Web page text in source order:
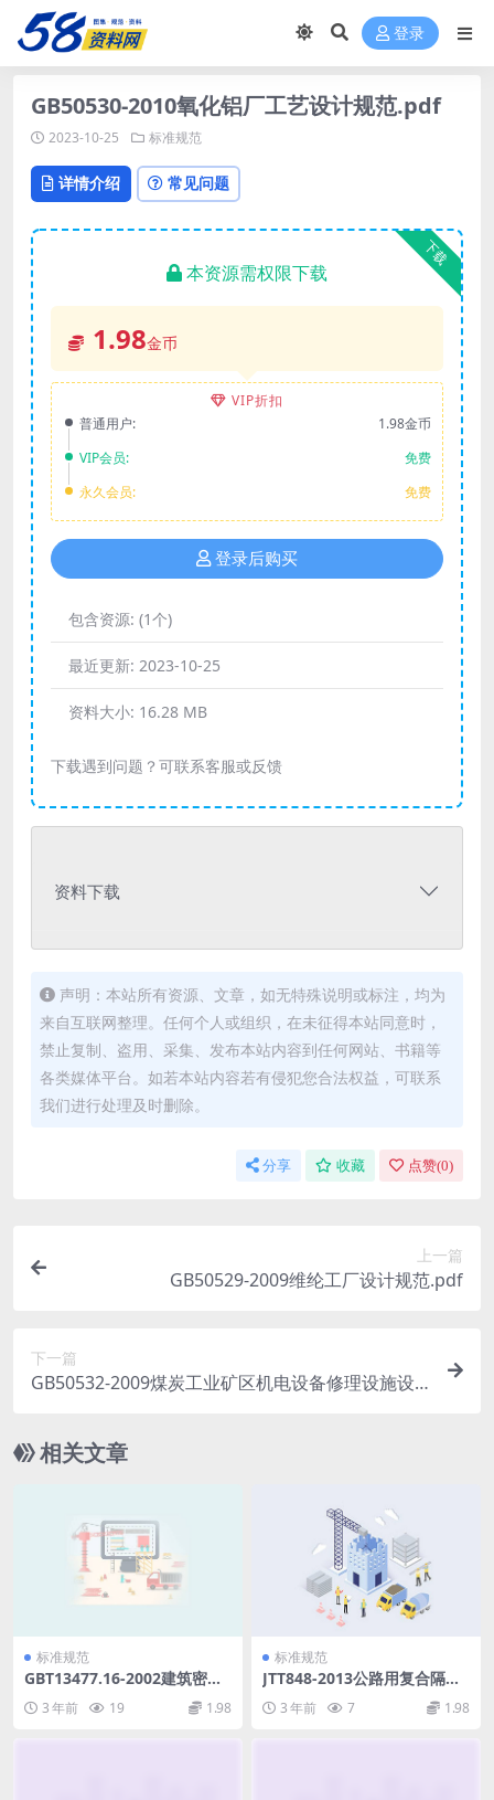
登录
GB50530-2010氧化铝厂工艺设计规范.pdf
2023-10-25 标准规范
详情介绍 常见问题
下载
本资源需权限下载
1.98金币
VIP折扣
普通用户:
1.98金币
VIP会员:
免费
永久会员:
免费
登录后购买
包含资源: (1个)
最近更新: 2023-10-25
资料大小: 16.28 MB
下载遇到问题？可联系客服或反馈
资料下载
声明：本站所有资源、文章，如无特殊说明或标注，均为
来自互联网整理。任何个人或组织，在未征得本站同意时，
禁止复制、盗用、采集、发布本站内容到任何网站、书籍等
各类媒体平台。如若本站内容若有侵犯您合法权益，可联系
我们进行处理及时删除。
分享 收藏 点赞(0)
上一篇
GB50529-2009维纶工厂设计规范.pdf
下一篇
GB50532-2009煤炭工业矿区机电设备修理设施设
相关文章
标准规范
GBT13477.16-2002建筑密封
材料试验方法第16部分：压缩
特性的测定.pdf
3 年前 19 1.98
标准规范
JTT848-2013公路用复合隔离
3 年前 7 1.98